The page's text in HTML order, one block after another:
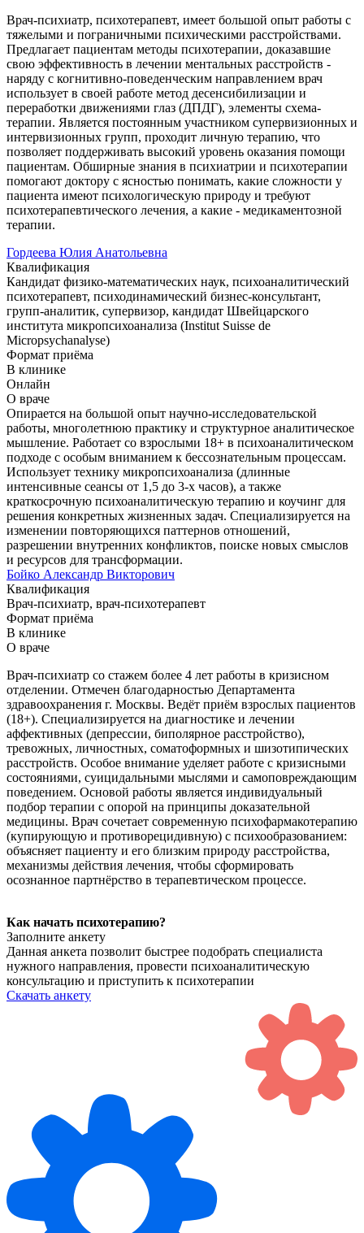
Врач-психиатр, психотерапевт, имеет большой опыт работы с
тяжелыми и пограничными психическими расстройствами.
Предлагает пациентам методы психотерапии, доказавшие
свою эффективность в лечении ментальных расстройств -
наряду с когнитивно-поведенческим направлением врач
использует в своей работе метод десенсибилизации и
переработки движениями глаз (ДПДГ), элементы схема-
терапии. Является постоянным участником супервизионных и
интервизионных групп, проходит личную терапию, что
позволяет поддерживать высокий уровень оказания помощи
пациентам. Обширные знания в психиатрии и психотерапии
помогают доктору с ясностью понимать, какие сложности у
пациента имеют психологическую природу и требуют
психотерапевтического лечения, а какие - медикаментозной
терапии.
Гордеева Юлия Анатольевна
Квалификация
Кандидат физико-математических наук, психоаналитический
психотерапевт, психодинамический бизнес-консультант,
групп-аналитик, супервизор, кандидат Швейцарского
института микропсихоанализа (Institut Suisse de
Micropsychanalyse)
Формат приёма
В клинике
Онлайн
О враче
Опирается на большой опыт научно-исследовательской
работы, многолетнюю практику и структурное аналитическое
мышление. Работает со взрослыми 18+ в психоаналитическом
подходе с особым вниманием к бессознательным процессам.
Использует технику микропсихоанализа (длинные
интенсивные сеансы от 1,5 до 3-х часов), а также
краткосрочную психоаналитическую терапию и коучинг для
решения конкретных жизненных задач. Специализируется на
изменении повторяющихся паттернов отношений,
разрешении внутренних конфликтов, поиске новых смыслов
и ресурсов для трансформации.
Бойко Александр Викторович
Квалификация
Врач-психиатр, врач-психотерапевт
Формат приёма
В клинике
О враче
Врач-психиатр со стажем более 4 лет работы в кризисном
отделении. Отмечен благодарностью Департамента
здравоохранения г. Москвы. Ведёт приём взрослых пациентов
(18+). Специализируется на диагностике и лечении
аффективных (депрессии, биполярное расстройство),
тревожных, личностных, соматоформных и шизотипических
расстройств. Особое внимание уделяет работе с кризисными
состояниями, суицидальными мыслями и самоповреждающим
поведением. Основой работы является индивидуальный
подбор терапии с опорой на принципы доказательной
медицины. Врач сочетает современную психофармакотерапию
(купирующую и противорецидивную) с психообразованием:
объясняет пациенту и его близким природу расстройства,
механизмы действия лечения, чтобы сформировать
осознанное партнёрство в терапевтическом процессе.
Как начать психотерапию?
Заполните анкету
Данная анкета позволит быстрее подобрать специалиста
нужного направления, провести психоаналитическую
консультацию и приступить к психотерапии
Скачать анкету